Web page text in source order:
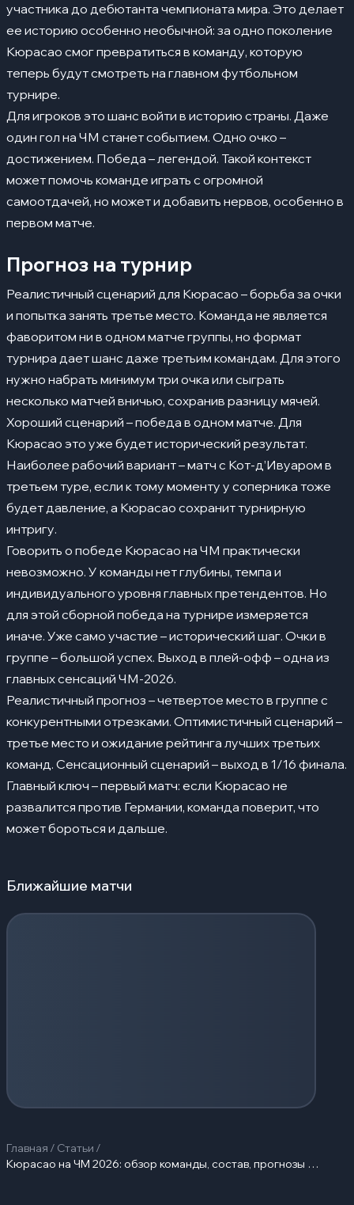
участника до дебютанта чемпионата мира. Это делает
ее историю особенно необычной: за одно поколение
Кюрасао смог превратиться в команду, которую
теперь будут смотреть на главном футбольном
турнире.
Для игроков это шанс войти в историю страны. Даже
один гол на ЧМ станет событием. Одно очко –
достижением. Победа – легендой. Такой контекст
может помочь команде играть с огромной
самоотдачей, но может и добавить нервов, особенно в
первом матче.
Прогноз на турнир
Реалистичный сценарий для Кюрасао – борьба за очки
и попытка занять третье место. Команда не является
фаворитом ни в одном матче группы, но формат
турнира дает шанс даже третьим командам. Для этого
нужно набрать минимум три очка или сыграть
несколько матчей вничью, сохранив разницу мячей.
Хороший сценарий – победа в одном матче. Для
Кюрасао это уже будет исторический результат.
Наиболее рабочий вариант – матч с Кот-д’Ивуаром в
третьем туре, если к тому моменту у соперника тоже
будет давление, а Кюрасао сохранит турнирную
интригу.
Говорить о победе Кюрасао на ЧМ практически
невозможно. У команды нет глубины, темпа и
индивидуального уровня главных претендентов. Но
для этой сборной победа на турнире измеряется
иначе. Уже само участие – исторический шаг. Очки в
группе – большой успех. Выход в плей-офф – одна из
главных сенсаций ЧМ-2026.
Реалистичный прогноз – четвертое место в группе с
конкурентными отрезками. Оптимистичный сценарий –
третье место и ожидание рейтинга лучших третьих
команд. Сенсационный сценарий – выход в 1/16 финала.
Главный ключ – первый матч: если Кюрасао не
развалится против Германии, команда поверит, что
может бороться и дальше.
Ближайшие матчи
Загрузка событий...
Главная / Статьи /
Кюрасао на ЧМ 2026: обзор команды, состав, прогнозы на побед…